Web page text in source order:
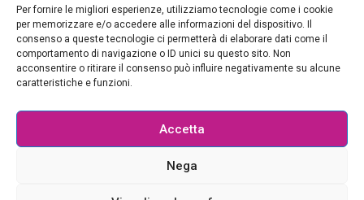
Per fornire le migliori esperienze, utilizziamo tecnologie come i cookie
per memorizzare e/o accedere alle informazioni del dispositivo. Il
consenso a queste tecnologie ci permetterà di elaborare dati come il
comportamento di navigazione o ID unici su questo sito. Non
acconsentire o ritirare il consenso può influire negativamente su alcune
caratteristiche e funzioni.
Accetta
Nega
AGOSTO 2026
L M M G V S
1
2
10
11 12 13 14 15
16
20